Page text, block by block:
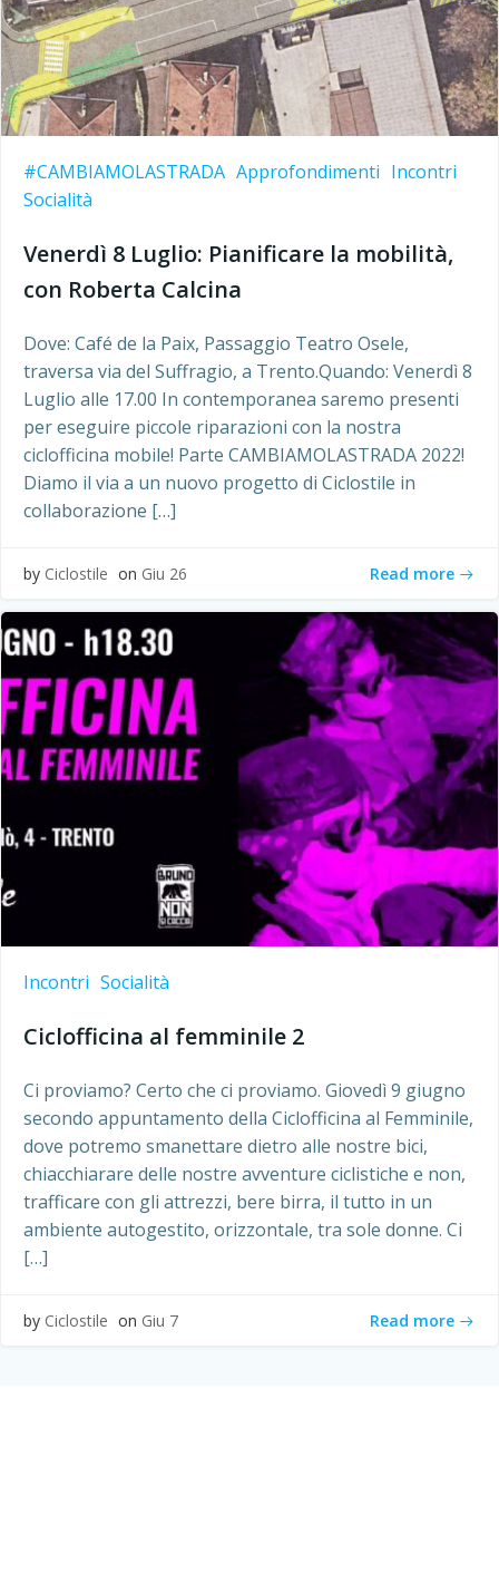
#CAMBIAMOLASTRADA Approfondimenti Incontri
Socialità
Venerdì 8 Luglio: Pianificare la mobilità,
con Roberta Calcina
Dove: Café de la Paix, Passaggio Teatro Osele,
traversa via del Suffragio, a Trento.Quando: Venerdì 8
Luglio alle 17.00 In contemporanea saremo presenti
per eseguire piccole riparazioni con la nostra
ciclofficina mobile! Parte CAMBIAMOLASTRADA 2022!
Diamo il via a un nuovo progetto di Ciclostile in
collaborazione […]
by Ciclostile on Giu 26 Read more
Incontri Socialità
Ciclofficina al femminile 2
Ci proviamo? Certo che ci proviamo. Giovedì 9 giugno
secondo appuntamento della Ciclofficina al Femminile,
dove potremo smanettare dietro alle nostre bici,
chiacchiarare delle nostre avventure ciclistiche e non,
trafficare con gli attrezzi, bere birra, il tutto in un
ambiente autogestito, orizzontale, tra sole donne. Ci
[…]
by Ciclostile on Giu 7 Read more